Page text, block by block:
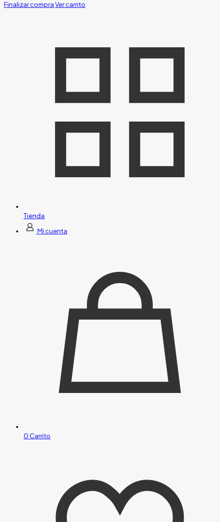
Finalizar compraVer carrito
Tienda
Mi cuenta
0 Carrito